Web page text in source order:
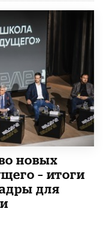
новых
– итоги
для